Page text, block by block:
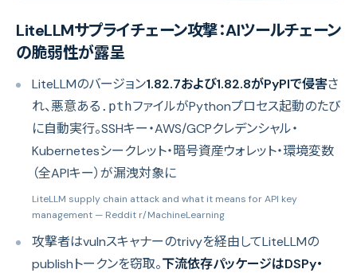
LiteLLMサプライチェーン攻撃：AIツールチェーン
の脆弱性が露呈
LiteLLMのバージョン1.82.7および1.82.8がPyPIで侵害さ
れ、悪意ある .pthファイルがPythonプロセス起動のたび
に自動実行。SSHキー・AWS/GCPクレデンシャル・
Kubernetesシークレット・暗号資産ウォレット・環境変数
（全APIキー）が漏洩対象に
LiteLLM supply chain attack and what it means for API key
management — Reddit r/MachineLearning
攻撃者はvulnスキャナーのtrivyを経由してLiteLLMの
publishトークンを窃取。下流依存パッケージはDSPy・